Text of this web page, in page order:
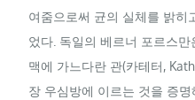
여줌으로써 균의 실체를 밝히
었다. 독일의 베르너 포르스
맥에 가느다란 관(카테터,
장 우심방에 이르는 것을 증